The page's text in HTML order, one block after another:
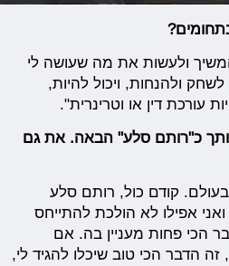
ולעשות את מה שעושה לי
ולהנחות, ויכול להיות,
עורכת דין או וטרינרית".
כ"רותם סלע" הבאה. את גם
קודם כול, רותם סלע
אפילו לא הולכת להתייחס
הכי פחות מעניין בה. אם
הדבר הכי טוב שיכלו להגיד לי,